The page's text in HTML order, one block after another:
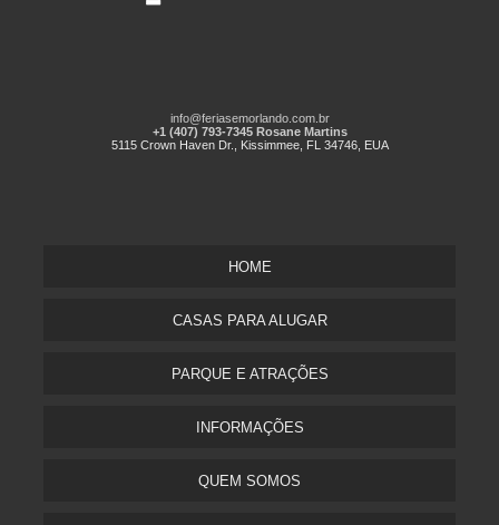
info@feriasemorlando.com.br
+1 (407) 793-7345 Rosane Martins
5115 Crown Haven Dr., Kissimmee, FL 34746, EUA
HOME
CASAS PARA ALUGAR
PARQUE E ATRAÇÕES
INFORMAÇÕES
QUEM SOMOS